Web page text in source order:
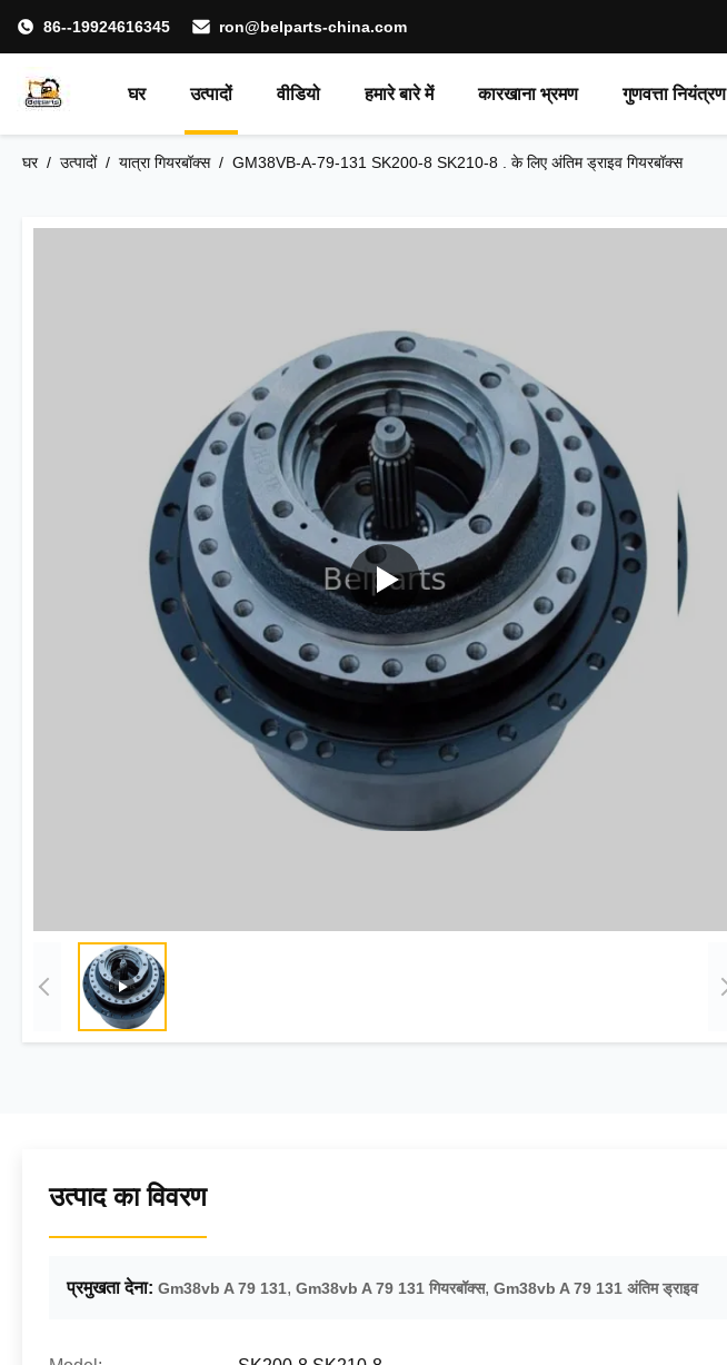
86--19924616345 ron@belparts-china.com
घर उत्पादों वीडियो हमारे बारे में कारखाना भ्रमण गुणवत्ता नियंत्रण
घर/ उत्पादों/ यात्रा गियरबॉक्स/ GM38VB-A-79-131 SK200-8 SK210-8 . के लिए अंतिम ड्राइव गियरबॉक्स
उत्पाद का विवरण
प्रमुखता देना: Gm38vb A 79 131, Gm38vb A 79 131 गियरबॉक्स, Gm38vb A 79 131 अंतिम ड्राइव